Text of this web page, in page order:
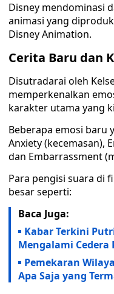
Disney mendominasi
animasi yang
Disney Animation.
Cerita Baru dan
Disutradarai oleh
memperkenalkan
karakter utama yang
Beberapa emosi baru
Anxiety (kecemasan),
dan Embarrassment
Para pengisi suara di
besar seperti:
Baca Juga:
Kabar Terkini
Mengalami Cedera
Pemekaran
Apa Saja yang